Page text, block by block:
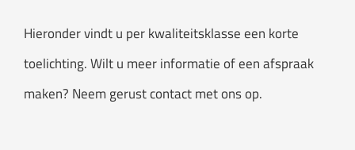
Hieronder vindt u per kwaliteitsklasse een korte
toelichting. Wilt u meer informatie of een afspraak
maken? Neem gerust contact met ons op.